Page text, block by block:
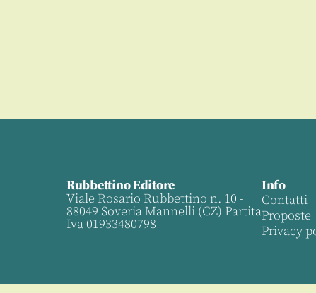
Rubbettino Editore
Viale Rosario Rubbettino n. 10 -
88049 Soveria Mannelli (CZ) Partita
Iva 01933480798
Info
Contatti
Proposte
Privacy